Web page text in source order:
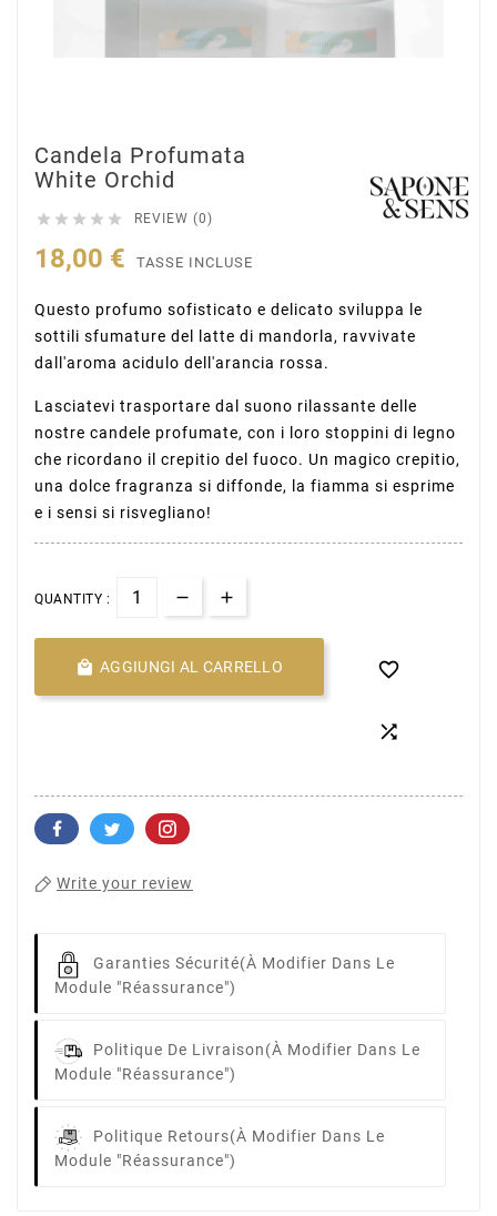
Candela Profumata
White Orchid
     REVIEW (0)
18,00 € TASSE INCLUSE
Questo profumo sofisticato e delicato sviluppa le
sottili sfumature del latte di mandorla, ravvivate
dall'aroma acidulo dell'arancia rossa.
Lasciatevi trasportare dal suono rilassante delle
nostre candele profumate, con i loro stoppini di legno
che ricordano il crepitio del fuoco. Un magico crepitio,
una dolce fragranza si diffonde, la fiamma si esprime
e i sensi si risvegliano!
QUANTITY :
 AGGIUNGI AL CARRELLO 

Write your review
Garanties Sécurité(à Modifier Dans Le
Module "Réassurance")
Politique De Livraison(à Modifier Dans Le
Module "Réassurance")
Politique Retours(à Modifier Dans Le
Module "Réassurance")